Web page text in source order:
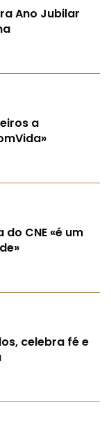
Ano Jubilar
a
CNE «é um
celebra fé e